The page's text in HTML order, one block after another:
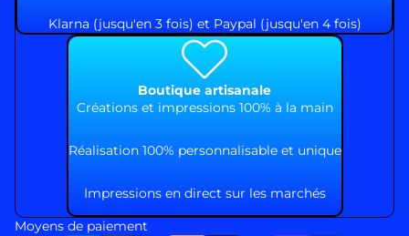
Klarna (jusqu'en 3 fois) et Paypal (jusqu'en 4 fois)
Boutique artisanale
Créations et impressions 100% à la main
Réalisation 100% personnalisable et unique
Impressions en direct sur les marchés
Moyens de paiement